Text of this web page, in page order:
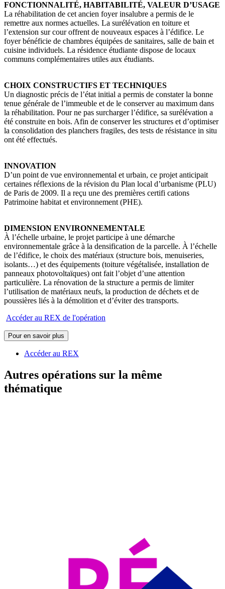
FONCTIONNALITÉ, HABITABILITÉ, VALEUR D’USAGE
La réhabilitation de cet ancien foyer insalubre a permis de le
remettre aux normes actuelles. La surélévation en toiture et
l’extension sur cour offrent de nouveaux espaces à l’édifice. Le
foyer bénéficie de chambres équipées de sanitaires, salle de bain et
cuisine individuels. La résidence étudiante dispose de locaux
communs complémentaires utiles aux étudiants.
CHOIX CONSTRUCTIFS ET TECHNIQUES
Un diagnostic précis de l’état initial a permis de constater la bonne
tenue générale de l’immeuble et de le conserver au maximum dans
la réhabilitation. Pour ne pas surcharger l’édifice, sa surélévation a
été construite en bois. Afin de conserver les structures et d’optimiser
la consolidation des planchers fragiles, des tests de résistance in situ
ont été effectués.
INNOVATION
D’un point de vue environnemental et urbain, ce projet anticipait
certaines réflexions de la révision du Plan local d’urbanisme (PLU)
de Paris de 2009. Il a reçu une des premières certifi cations
Patrimoine habitat et environnement (PHE).
DIMENSION ENVIRONNEMENTALE
À l’échelle urbaine, le projet participe à une démarche
environnementale grâce à la densification de la parcelle. À l’échelle
de l’édifice, le choix des matériaux (structure bois, menuiseries,
isolants…) et des équipements (toiture végétalisée, installation de
panneaux photovoltaïques) ont fait l’objet d’une attention
particulière. La rénovation de la structure a permis de limiter
l’utilisation de matériaux neufs, la production de déchets et de
poussières liés à la démolition et d’éviter des transports.
Accéder au REX de l'opération
Pour en savoir plus
Accéder au REX
Autres opérations sur la même
thématique